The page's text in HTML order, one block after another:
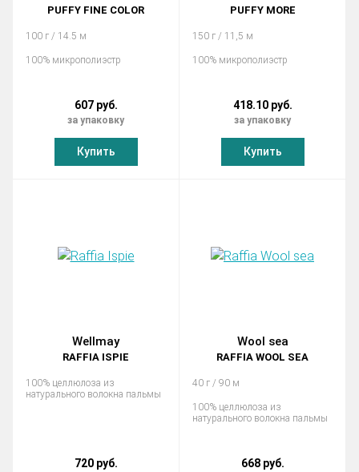
PUFFY FINE COLOR
100 г / 14.5 м
100% микрополиэстр
607 руб.
за упаковку
Купить
PUFFY MORE
150 г / 11,5 м
100% микрополиэстр
418.10 руб.
за упаковку
Купить
Wellmay
RAFFIA ISPIE
100% целлюлоза из
натурального волокна пальмы
720 руб.
Wool sea
RAFFIA WOOL SEA
40 г / 90 м
100% целлюлоза из
натурального волокна пальмы
668 руб.